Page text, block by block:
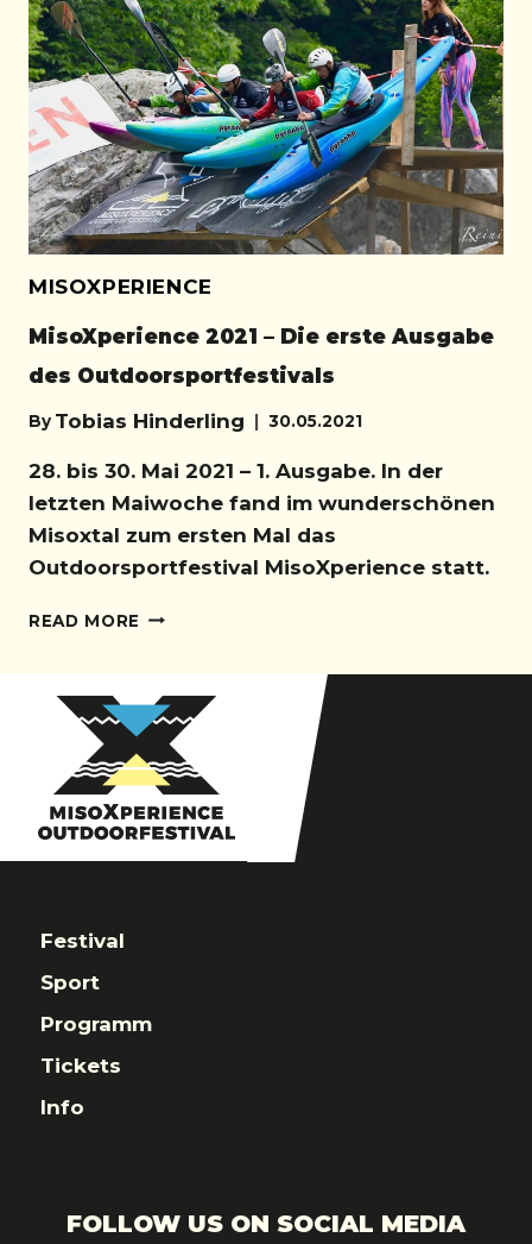
PARTY
MISOXPERIENCE
MisoXperience 2021 – Die erste Ausgabe
des Outdoorsportfestivals
By Tobias Hinderling 30.05.2021
28. bis 30. Mai 2021 – 1. Ausgabe. In der
letzten Maiwoche fand im wunderschönen
Misoxtal zum ersten Mal das
Outdoorsportfestival MisoXperience statt.
READ MORE MISOXPERIENCE
ERSTE
AUSGABE
DES
OUTDOORSPORTFESTIVALS
Festival
Sport
Programm
Tickets
Info
FOLLOW US ON SOCIAL MEDIA